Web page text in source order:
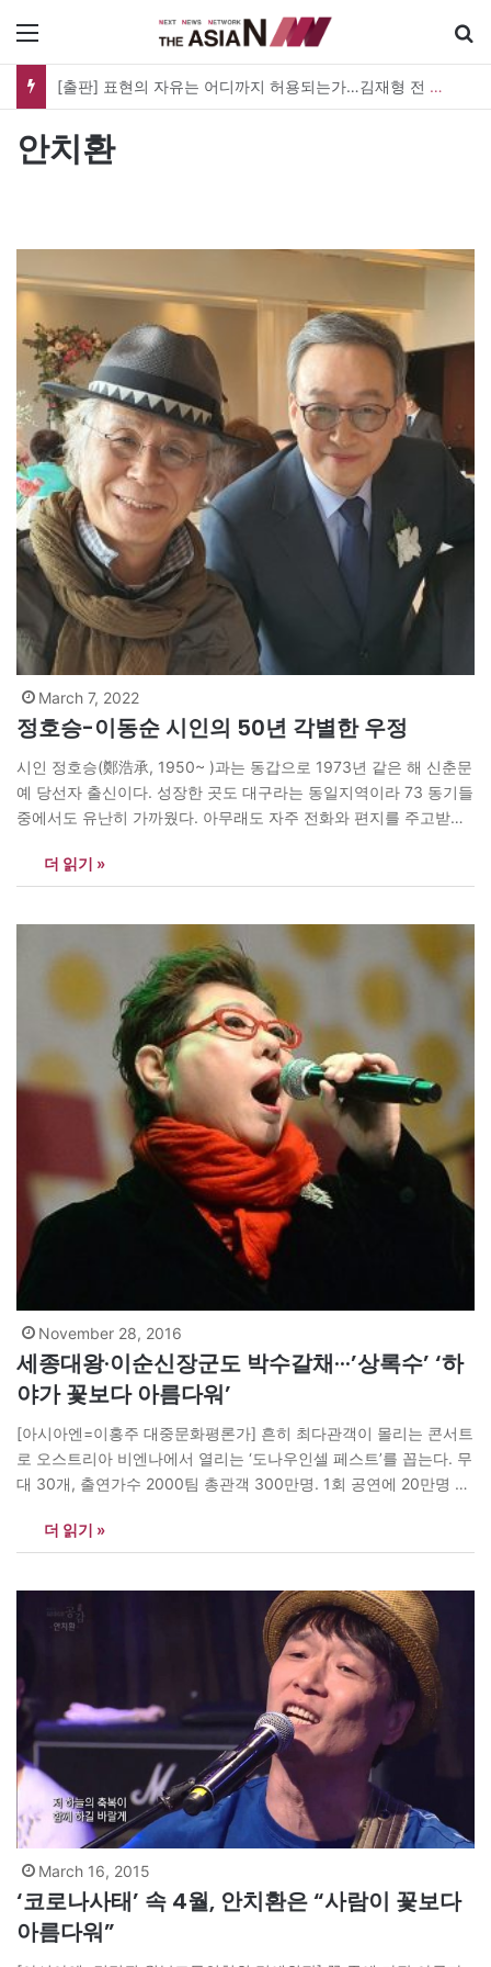
한궁 탄생 20년, 이제 AI를 쏜다…오늘 ‘한궁의 날’ 새 도약 선언
안치환
March 7, 2022
정호승-이동순 시인의 50년 각별한 우정
시인 정호승(鄭浩承, 1950~ )과는 동갑으로 1973년 같은 해 신춘문
예 당선자 출신이다. 성장한 곳도 대구라는 동일지역이라 73 동기들
중에서도 유난히 가까웠다. 아무래도 자주 전화와 편지를 주고받으
지만 늘 서로 깍듯한 경어를 쓰며 편지에서도 ‘제가’라는 극진한 표
시를 했다. 그렇게 여러 해를 보내던 중 그게 무겁고…
더 읽기 »
November 28, 2016
세종대왕·이순신장군도 박수갈채···’상록수’ ‘하
야가 꽃보다 아름다워’
[아시아엔=이홍주 대중문화평론가] 흔히 최다관객이 몰리는 콘서트
로 오스트리아 비엔나에서 열리는 ‘도나우인셀 페스트’를 꼽는다. 무
대 30개, 출연가수 2000팀 총관객 300만명. 1회 공연에 20만명 내
트 역시 조금 작지만 엇비슷한 규모다. 브라질 리우데자네이루에서
열리는 ‘록인리오’는 4개 무대에 60만명의 관객이 모인다. 1969년
더 읽기 »
March 16, 2015
‘코로나사태’ 속 4월, 안치환은 “사람이 꽃보다
아름다워”